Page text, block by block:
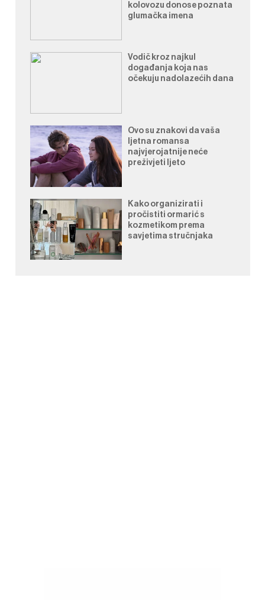
kolovozu donose poznata
glumačka imena
Vodič kroz najkul
događanja koja nas
očekuju nadolazećih dana
Ovo su znakovi da vaša
ljetna romansa
najvjerojatnije neće
preživjeti ljeto
Kako organizirati i
pročistiti ormarić s
kozmetikom prema
savjetima stručnjaka